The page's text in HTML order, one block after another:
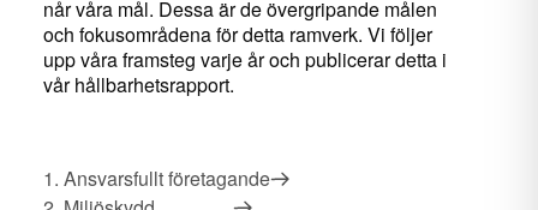
når våra mål. Dessa är de övergripande målen
och fokusområdena för detta ramverk. Vi följer
upp våra framsteg varje år och publicerar detta i
vår hållbarhetsrapport.
1. Ansvarsfullt företagande